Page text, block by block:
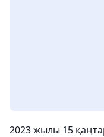
2023 жылы 15